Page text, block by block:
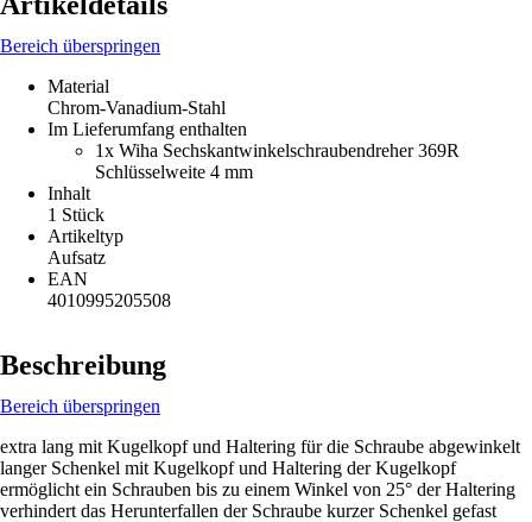
Bereich überspringen
Material
Chrom-Vanadium-Stahl
Im Lieferumfang enthalten
1x Wiha Sechskantwinkelschraubendreher 369R
Schlüsselweite 4 mm
Inhalt
1 Stück
Artikeltyp
Aufsatz
EAN
4010995205508
Beschreibung
Bereich überspringen
extra lang mit Kugelkopf und Haltering für die Schraube abgewinkelt
langer Schenkel mit Kugelkopf und Haltering der Kugelkopf
ermöglicht ein Schrauben bis zu einem Winkel von 25° der Haltering
verhindert das Herunterfallen der Schraube kurzer Schenkel gefast